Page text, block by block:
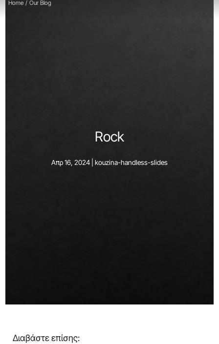
Rock
Απρ 16, 2024 | kouzina-handless-slides
Home / Our Blog
Διαβάστε επίσης: